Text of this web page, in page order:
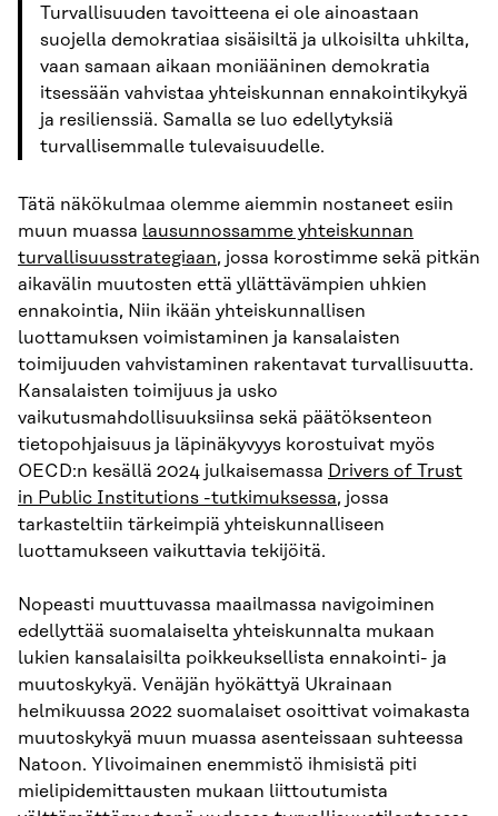
Turvallisuuden tavoitteena ei ole ainoastaan
suojella demokratiaa sisäisiltä ja ulkoisilta uhkilta,
vaan samaan aikaan moniääninen demokratia
itsessään vahvistaa yhteiskunnan ennakointikykyä
ja resilienssiä. Samalla se luo edellytyksiä
turvallisemmalle tulevaisuudelle.
Tätä näkökulmaa olemme aiemmin nostaneet esiin
muun muassa lausunnossamme yhteiskunnan
turvallisuusstrategiaan, jossa korostimme sekä pitkän
aikavälin muutosten että yllättävämpien uhkien
ennakointia, Niin ikään yhteiskunnallisen
luottamuksen voimistaminen ja kansalaisten
toimijuuden vahvistaminen rakentavat turvallisuutta.
Kansalaisten toimijuus ja usko
vaikutusmahdollisuuksiinsa sekä päätöksenteon
tietopohjaisuus ja läpinäkyvyys korostuivat myös
OECD:n kesällä 2024 julkaisemassa Drivers of Trust
in Public Institutions -tutkimuksessa, jossa
tarkasteltiin tärkeimpiä yhteiskunnalliseen
luottamukseen vaikuttavia tekijöitä.
Nopeasti muuttuvassa maailmassa navigoiminen
edellyttää suomalaiselta yhteiskunnalta mukaan
lukien kansalaisilta poikkeuksellista ennakointi- ja
muutoskykyä. Venäjän hyökättyä Ukrainaan
helmikuussa 2022 suomalaiset osoittivat voimakasta
muutoskykyä muun muassa asenteissaan suhteessa
Natoon. Ylivoimainen enemmistö ihmisistä piti
mielipidemittausten mukaan liittoutumista